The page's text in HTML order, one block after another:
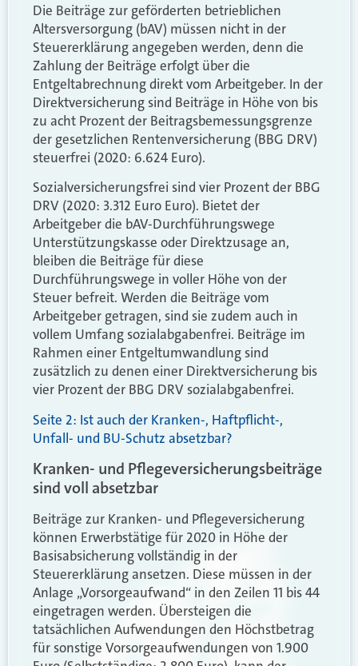
Die Beiträge zur geförderten betrieblichen
Altersversorgung (bAV) müssen nicht in der
Steuererklärung angegeben werden, denn die
Zahlung der Beiträge erfolgt über die
Entgeltabrechnung direkt vom Arbeitgeber. In der
Direktversicherung sind Beiträge in Höhe von bis
zu acht Prozent der Beitragsbemessungsgrenze
der gesetzlichen Rentenversicherung (BBG DRV)
steuerfrei (2020: 6.624 Euro).
Sozialversicherungsfrei sind vier Prozent der BBG
DRV (2020: 3.312 Euro Euro). Bietet der
Arbeitgeber die bAV-Durchführungswege
Unterstützungskasse oder Direktzusage an,
bleiben die Beiträge für diese
Durchführungswege in voller Höhe von der
Steuer befreit. Werden die Beiträge vom
Arbeitgeber getragen, sind sie zudem auch in
vollem Umfang sozialabgabenfrei. Beiträge im
Rahmen einer Entgeltumwandlung sind
zusätzlich zu denen einer Direktversicherung bis
vier Prozent der BBG DRV sozialabgabenfrei.
Seite 2: Ist auch der Kranken-, Haftpflicht-,
Unfall- und BU-Schutz absetzbar?
Kranken- und Pflegeversicherungsbeiträge
sind voll absetzbar
Beiträge zur Kranken- und Pflegeversicherung
können Erwerbstätige für 2020 in Höhe der
Basisabsicherung vollständig in der
Steuererklärung ansetzen. Diese müssen in der
Anlage „Vorsorgeaufwand“ in den Zeilen 11 bis 44
eingetragen werden. Übersteigen die
tatsächlichen Aufwendungen den Höchstbetrag
für sonstige Vorsorgeaufwendungen von 1.900